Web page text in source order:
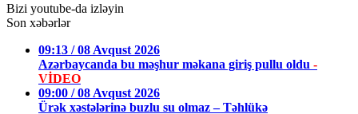
Bizi youtube-da izləyin
Son xəbərlər
09:13 / 08 Avqust 2026
Azərbaycanda bu məşhur məkana giriş pullu oldu -
VİDEO
09:00 / 08 Avqust 2026
Ürək xəstələrinə buzlu su olmaz – Təhlükə